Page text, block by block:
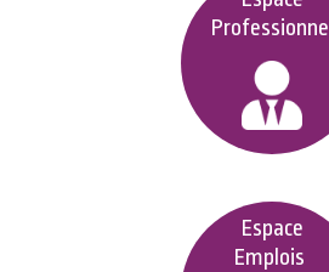
Professionnel
Espace
Emplois